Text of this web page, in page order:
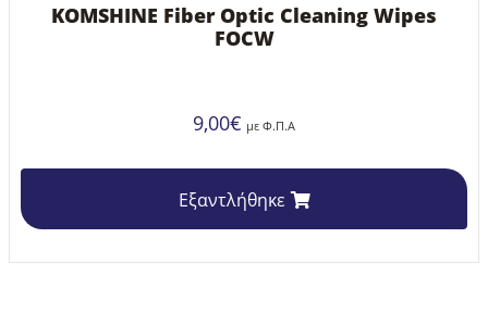
KOMSHINE Fiber Optic Cleaning Wipes
FOCW
9,00€ με Φ.Π.Α
Εξαντλήθηκε